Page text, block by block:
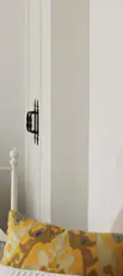
ou en